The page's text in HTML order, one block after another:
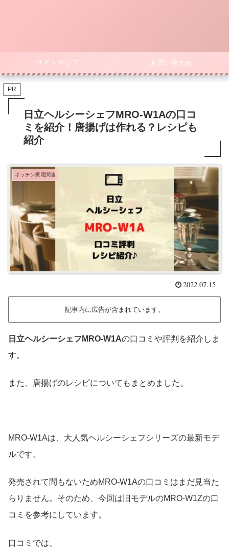
サイトマップ お問い合わせ
PR
日立ヘルシーシェフMRO-W1Aの口コ
ミを紹介！唐揚げは作れる？レシピも
紹介
キッチン家電関連
2022.07.15
記事内に広告が含まれています。
日立ヘルシーシェフMRO-W1Aの口コミや評判を紹介しま
す。
また、唐揚げのレシピについてもまとめました。
MRO-W1Aは、大人気ヘルシーシェフシリーズの最新モデ
ルです。
発売されて間もないためMRO-W1Aの口コミはまだ見当た
らりません。そのため、今回は旧モデルのMRO-W1Zの口
コミを参考にしています。
口コミでは、